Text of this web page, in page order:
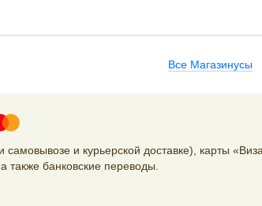
Все Магазинусы
и курьерской доставке), карты
банковские переводы.